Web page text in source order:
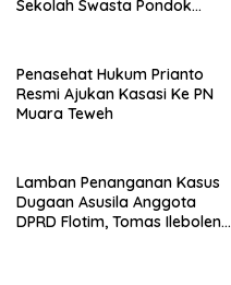
Sekolah Swasta Pondok
Penasehat Hukum Prianto
Resmi Ajukan Kasasi Ke PN
Muara Teweh
Lamban Penanganan Kasus
Dugaan Asusila Anggota
DPRD Flotim, Tomas Ileboleng